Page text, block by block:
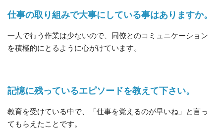
仕事の取り組みで大事にしている事はありますか。
一人で行う作業は少ないので、同僚とのコミュニケーション
を積極的にとるように心がけています。
記憶に残っているエピソードを教えて下さい。
教育を受けている中で、「仕事を覚えるのが早いね」と言っ
てもらえたことです。